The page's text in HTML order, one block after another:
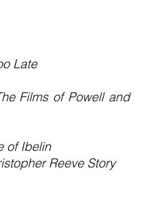
Late
Films of Powell and
of Ibelin
Reeve Story